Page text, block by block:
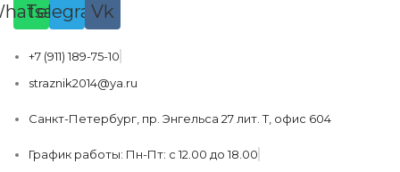
Telegram
Vk
+7 (911) 189-75-10
straznik2014@ya.ru
Санкт-Петербург, пр. Энгельса 27 лит. Т, офис 604
График работы: Пн-Пт: с 12.00 до 18.00